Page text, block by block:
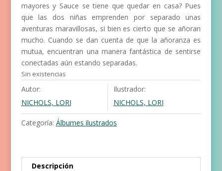
mayores y Sauce se tiene que quedar en casa? Pues
que las dos niñas emprenden por separado unas
aventuras maravillosas, si bien es cierto que se añoran
mucho. Cuando se dan cuenta de que la añoranza es
mutua, encuentran una manera fantástica de sentirse
conectadas aún estando separadas.
Sin existencias
Autor:
NICHOLS, LORI
Ilustrador:
NICHOLS, LORI
Categoría: Álbumes ilustrados
Descripción